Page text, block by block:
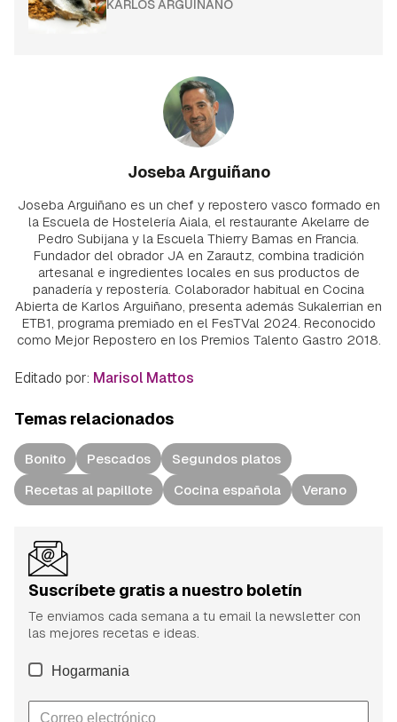
KARLOS ARGUIÑANO
Joseba Arguiñano
Joseba Arguiñano es un chef y repostero vasco formado en
la Escuela de Hostelería Aiala, el restaurante Akelarre de
Pedro Subijana y la Escuela Thierry Bamas en Francia.
Fundador del obrador JA en Zarautz, combina tradición
artesanal e ingredientes locales en sus productos de
panadería y repostería. Colaborador habitual en Cocina
Abierta de Karlos Arguiñano, presenta además Sukalerrian en
ETB1, programa premiado en el FesTVal 2024. Reconocido
como Mejor Repostero en los Premios Talento Gastro 2018.
Editado por: Marisol Mattos
Temas relacionados
Bonito Pescados
Segundos platos
Recetas al papillote
Cocina española Verano
Suscríbete gratis a nuestro boletín
Te enviamos cada semana a tu email la newsletter con
las mejores recetas e ideas.
Hogarmania